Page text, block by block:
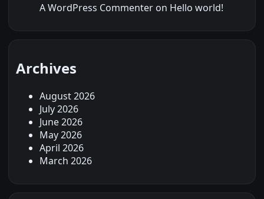
A WordPress Commenter on Hello world!
Archives
August 2026
July 2026
June 2026
May 2026
April 2026
March 2026